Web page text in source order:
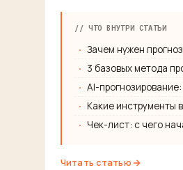
// ЧТО ВНУТРИ СТАТЬИ
Зачем нужен
3 базовых метода
AI-
Какие инструменты
Чек-лист: с чего
Читать статью